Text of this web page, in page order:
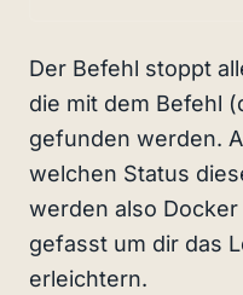
Der Befehl stoppt
die mit dem Befehl
gefunden werden.
welchen Status
werden also
gefasst um dir das
erleichtern.